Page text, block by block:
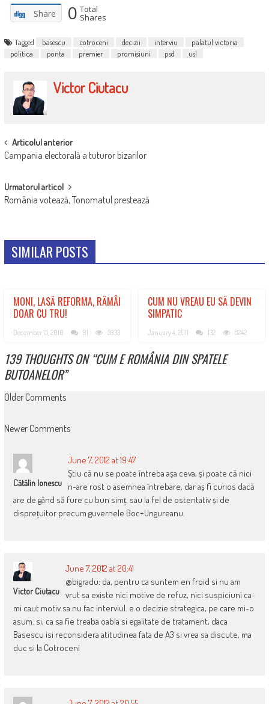
Share 0 Total
Shares
Tagged basescu cotroceni decizii interviu
palatul victoria
politica
ponta premier promisiuni psd usl
Victor Ciutacu
POST
NAVIGATION
Articolul anterior
Campania electorală a tuturor bizarilor
Urmatorul articol
România votează, Tonomatul prestează
SIMILAR POSTS
MONI, LASĂ REFORMA, RĂMÂI
DOAR CU TRU!
December 15, 2010 91 5933
CUM NU VREAU EU SĂ DEVIN
SIMPATIC
January 4, 2011 132 8242
139 THOUGHTS ON “CUM E ROMÂNIA DIN SPATELE
BUTOANELOR”
COMMENT
Older Comments
Newer Comments
Cătălin Ionescu
June 7, 2012 at 19:47
Știu că nu se poate întreba așa ceva, și poate că nici
n-are rost o asemnea întrebare, dar aș fi curios dacă
are de gând să fure cu bun simț, sau la fel de ostentativ și de
disprețuitor precum guvernele Boc+Ungureanu.
Victor Ciutacu
June 7, 2012 at 20:41
@bigradu: da, pentru ca suntem en froid si nu am
vrut sa existe nici motive de refuz, nici suspiciuni ca-
mi caut motiv sa nu fac interviul. e o decizie strategica, pe care mi-o
asum. si, ca sa fie treaba oabla si egalitate de tratament, daca
Basescu isi reconsidera atitudinea fata de A3 si vrea sa discute, ma
duc si la Cotroceni